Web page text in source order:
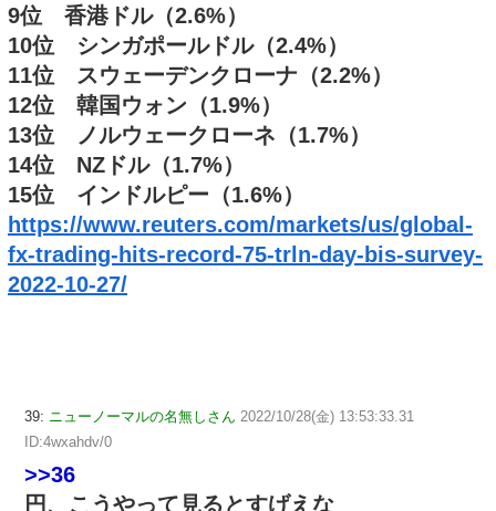
9位 香港ドル（2.6%）
10位 シンガポールドル（2.4%）
11位 スウェーデンクローナ（2.2%）
12位 韓国ウォン（1.9%）
13位 ノルウェークローネ（1.7%）
14位 NZドル（1.7%）
15位 インドルピー（1.6%）
https://www.reuters.com/markets/us/global-
fx-trading-hits-record-75-trln-day-bis-survey-
2022-10-27/
39: ニューノーマルの名無しさん 2022/10/28(金) 13:53:33.31
ID:4wxahdv/0
>>36
円、こうやって見るとすげえな